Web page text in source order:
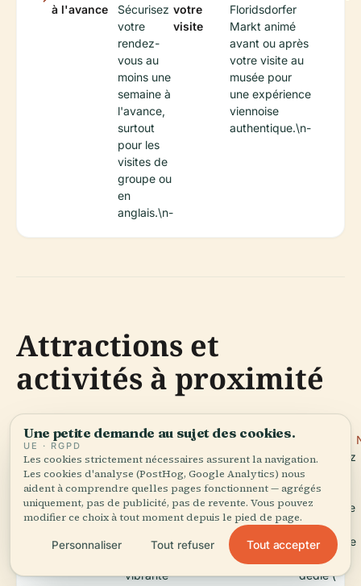
à l'avance
Sécurisez
votre
rendez-
vous au
moins une
semaine à
l'avance,
surtout
pour les
visites de
groupe ou
en
anglais.\n-
votre
visite
Floridsdorfer
Markt animé
avant ou après
votre visite au
musée pour
une expérience
viennoise
authentique.\n-
Attractions et
activités à proximité
Floridsdorfer
Markt
: Profitez
des
produits
frais, des
spécialités
locales et
vibrante
Naschmarktmuseum
Découvrez
le marché
le plus
célèbre de
Vienne et
son propre
musée
dédié (
Une petite demande au sujet des cookies.
UE · RGPD
Les cookies strictement nécessaires assurent la navigation.
Les cookies d'analyse (PostHog, Google Analytics) nous
aident à comprendre quelles pages fonctionnent — agrégés
uniquement, pas de publicité, pas de revente. Vous pouvez
modifier ce choix à tout moment depuis le pied de page.
Personnaliser Tout refuser Tout accepter